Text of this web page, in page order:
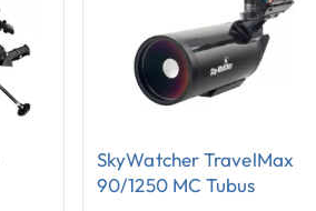
SkyWatcher TravelMax
90/1250 MC Tubus